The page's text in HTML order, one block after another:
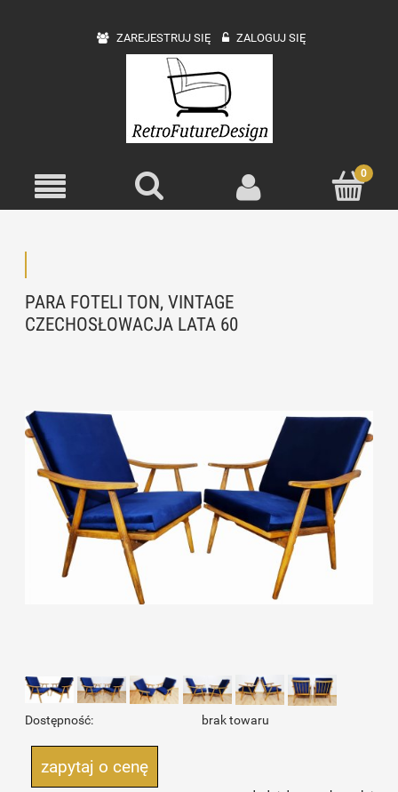
ZAREJESTRUJ SIĘ ZALOGUJ SIĘ
PARA FOTELI TON, VINTAGE
CZECHOSŁOWACJA LATA 60
Dostępność: brak towaru
zapytaj o cenę